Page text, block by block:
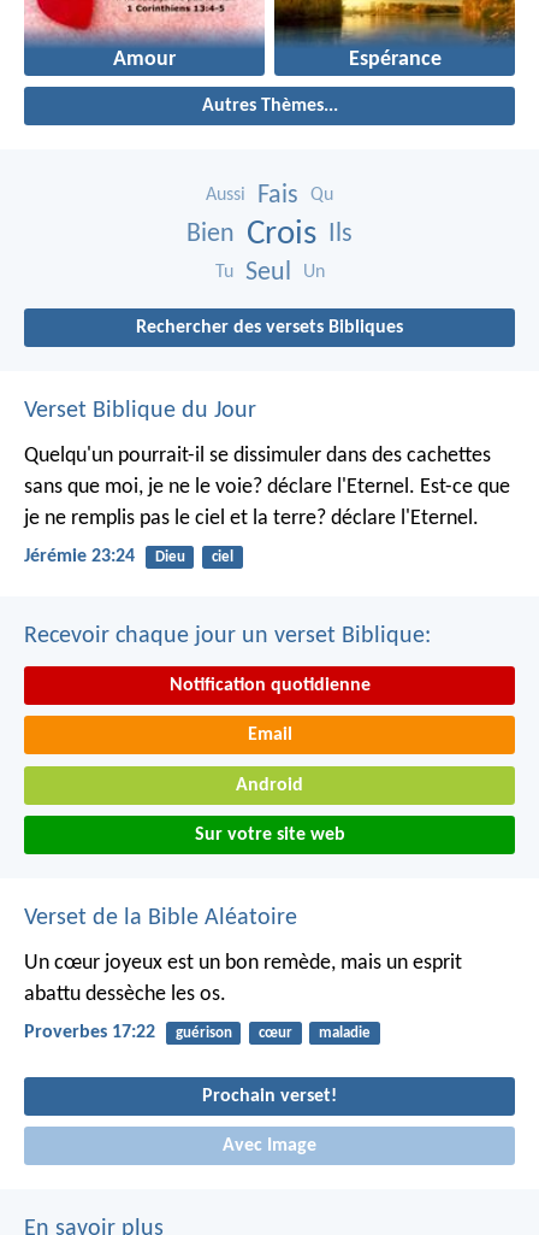
Amour Espérance
Autres Thèmes...
Aussi Fais Qu
Bien Crois Ils
Tu Seul Un
Rechercher des versets Bibliques
Verset Biblique du Jour
Quelqu'un pourrait-il se dissimuler dans des cachettes
sans que moi, je ne le voie? déclare l'Eternel. Est-ce que
je ne remplis pas le ciel et la terre? déclare l'Eternel.
Jérémie 23:24 Dieu ciel
Recevoir chaque jour un verset Biblique:
Notification quotidienne
Email
Android
Sur votre site web
Verset de la Bible Aléatoire
Un cœur joyeux est un bon remède, mais un esprit
abattu dessèche les os.
Proverbes 17:22 guérison cœur maladie
Prochain verset!
Avec Image
En savoir plus